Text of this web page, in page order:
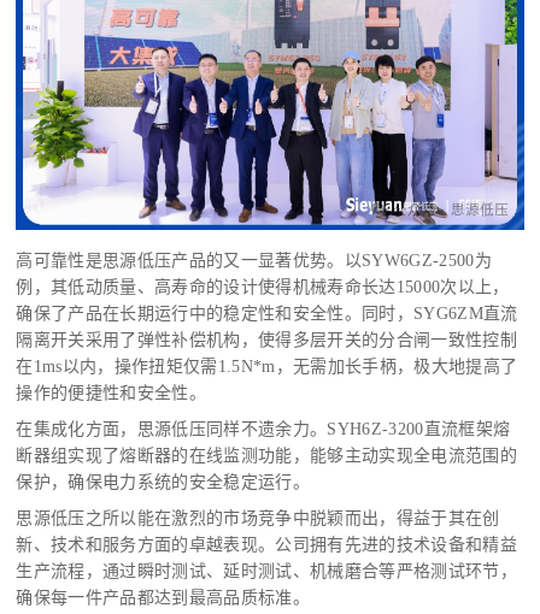
高可靠性是思源低压产品的又一显著优势。以SYW6GZ-2500为
例，其低动质量、高寿命的设计使得机械寿命长达15000次以上，
确保了产品在长期运行中的稳定性和安全性。
同时，SYG6ZM直流
隔离开关采用了弹性补偿机构，使得多层开关的分合闸一致性控制
在1ms以内，操作扭矩仅需1.5N*m，无需加长手柄，极大地提高了
操作的便捷性和安全性。
在集成化方面，思源低压同样不遗余力。 SYH6Z-3200直流框架熔
断器组实现了熔断器的在线监测功能，能够主动实现全电流范围的
保护，确保电力系统的安全稳定运行。
思源低压之所以能在激烈的市场竞争中脱颖而出，得益于其在创
新、技术和服务方面的卓越表现。公司拥有先进的技术设备和精益
生产流程，通过瞬时测试、延时测试、机械磨合等严格测试环节，
确保每一件产品都达到最高品质标准。